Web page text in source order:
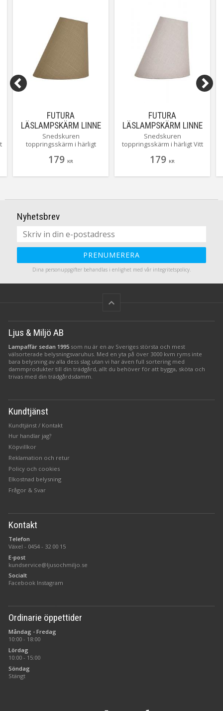
FUTURA
LÄSLAMPSKÄRM LINNE
20CM BEIGE
Snedskuren
toppringsskärm i härligt
belysning.
179 KR
FUTURA
LÄSLAMPSKÄRM LINNE
20/10CM VIT
Snedskuren
toppringsskärm i härligt Vitt
belysning.
179 KR
Nyhetsbrev
PRENUMERERA
Dina personuppgifter behandlas i enlighet med vår integritetspolicy.
keyboard_arrow_up
Ljus & Miljö AB
Lampaffär sedan 1995 som nu är en av Sveriges största och mest
välsorterade belysningsvaruhus. Med en yta på över 3000 kvm ryms inte
bara belysning av alla dess slag utan vi har även full sortering med
dammprodukter till din trädgård, allt du behöver för att bygga, sköta och
trivas med din trädgårdsdamm.
Kundtjänst
Kundtjänst / Kontakt
Hur handlar jag?
Köpvillkor
Reklamation och retur
Policy och cookies
Elkostnad belysning
Frågor & Svar
Kontakt
Telefon
Växel - 0454 - 32 00 15
E-post
kundservice@ljusochmiljo.se
Socialt
Facebook Instagram
Ordinarie öppettider
Måndag - Fredag
10:00 - 18:00
Lördag
10:00 - 15:00
Söndag
Stängt